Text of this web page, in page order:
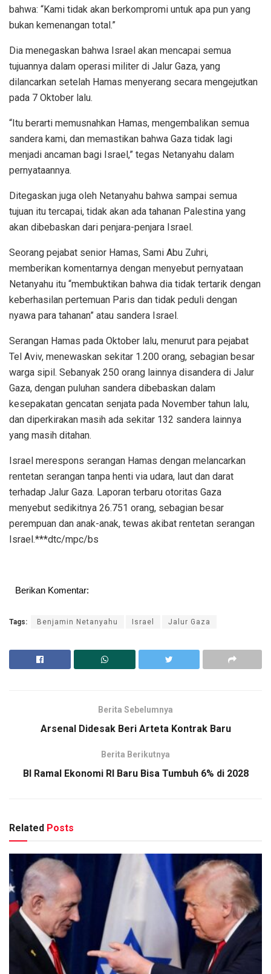
bahwa: “Kami tidak akan berkompromi untuk apa pun yang
bukan kemenangan total.”
Dia menegaskan bahwa Israel akan mencapai semua
tujuannya dalam operasi militer di Jalur Gaza, yang
dilancarkan setelah Hamas menyerang secara mengejutkan
pada 7 Oktober lalu.
“Itu berarti memusnahkan Hamas, mengembalikan semua
sandera kami, dan memastikan bahwa Gaza tidak lagi
menjadi ancaman bagi Israel,” tegas Netanyahu dalam
pernyataannya.
Ditegaskan juga oleh Netanyahu bahwa sampai semua
tujuan itu tercapai, tidak akan ada tahanan Palestina yang
akan dibebaskan dari penjara-penjara Israel.
Seorang pejabat senior Hamas, Sami Abu Zuhri,
memberikan komentarnya dengan menyebut pernyataan
Netanyahu itu “membuktikan bahwa dia tidak tertarik dengan
keberhasilan pertemuan Paris dan tidak peduli dengan
nyawa para tahanan” atau sandera Israel.
Serangan Hamas pada Oktober lalu, menurut para pejabat
Tel Aviv, menewaskan sekitar 1.200 orang, sebagian besar
warga sipil. Sebanyak 250 orang lainnya disandera di Jalur
Gaza, dengan puluhan sandera dibebaskan dalam
kesepakatan gencatan senjata pada November tahun lalu,
dan diperkirakan masih ada sekitar 132 sandera lainnya
yang masih ditahan.
Israel merespons serangan Hamas dengan melancarkan
rentetan serangan tanpa henti via udara, laut dan darat
terhadap Jalur Gaza. Laporan terbaru otoritas Gaza
menyebut sedikitnya 26.751 orang, sebagian besar
perempuan dan anak-anak, tewas akibat rentetan serangan
Israel.***dtc/mpc/bs
Berikan Komentar:
Tags: Benjamin Netanyahu Israel Jalur Gaza
Berita Sebelumnya
Arsenal Didesak Beri Arteta Kontrak Baru
Berita Berikutnya
BI Ramal Ekonomi RI Baru Bisa Tumbuh 6% di 2028
Related Posts